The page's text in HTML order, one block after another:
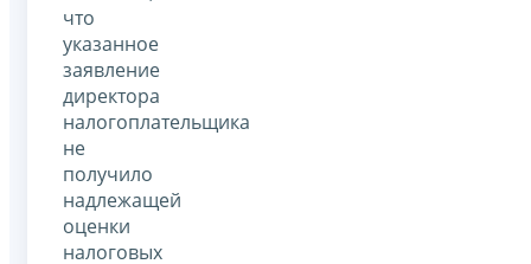
что
указанное
заявление
директора
налогоплательщика
не
получило
надлежащей
оценки
налоговых